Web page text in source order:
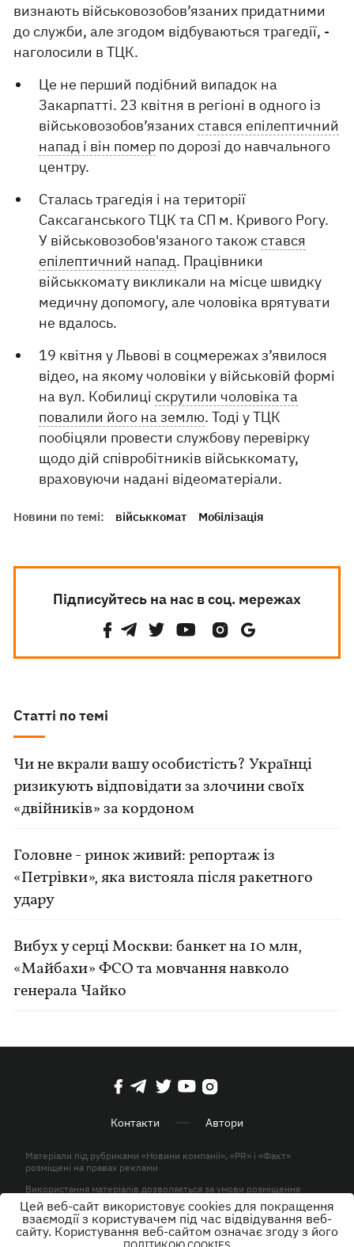
визнають військовозобов’язаних придатними
до служби, але згодом відбуваються трагедії, -
наголосили в ТЦК.
Це не перший подібний випадок на
Закарпатті. 23 квітня в регіоні в одного із
військовозобов’язанихстався епілептичний
напад і він помер по дорозі до навчального
центру.
Сталась трагедія і на території
Саксаганського ТЦК та СП м. Кривого Рогу.
У військовозобов'язаного такожстався
епілептичний напад. Працівники
військкомату викликали на місце швидку
медичну допомогу, але чоловіка врятувати
не вдалось.
19 квітня у Львові в соцмережах з’явилося
відео, на якому чоловіки у військовій формі
на вул. Кобилиціскрутили чоловіка та
повалили його на землю. Тоді у ТЦК
пообіцяли провести службову перевірку
щодо дій співробітників військкомату,
враховуючи надані відеоматеріали.
Новини по темі: військкомат Мобілізація
Підписуйтесь на нас в соц. мережах
Статті по темі
Чи не вкрали вашу особистість? Українці
ризикують відповідати за злочини своїх
«двійників» за кордоном
Головне - ринок живий: репортаж із
«Петрівки», яка вистояла після ракетного
удару
Вибух у серці Москви: банкет на 10 млн,
«Майбахи» ФСО та мовчання навколо
генерала Чайко
Контакти Автори
Матеріали під рубриками «Новини компанії», «PR» і «Факт»
розміщені на правах реклами
Використання матеріалів дозволяється за умови розміщення
активного гіперпосилання на KP.UA в першому абзаці.
© ТОВ «ЮЛАВ МЕДІА» 2026. Всі права захищені.
Цей веб-сайт використовує cookies для покращення
взаємодії з користувачем під час відвідування веб-
сайту. Користування веб-сайтом означає згоду з його